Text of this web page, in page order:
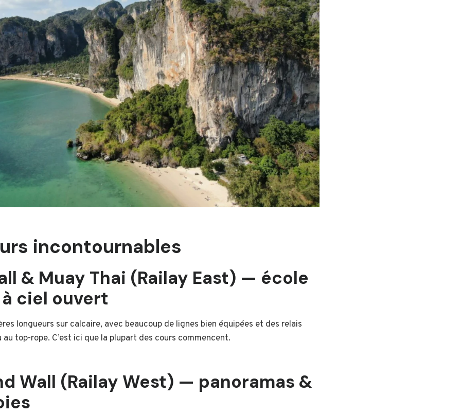
incontournables
& Muay Thai (Railay East) — école
ciel ouvert
longueurs sur calcaire, avec beaucoup de lignes bien équipées et des relais
top-rope. C’est ici que la plupart des cours commencent.
Wall (Railay West) — panoramas &